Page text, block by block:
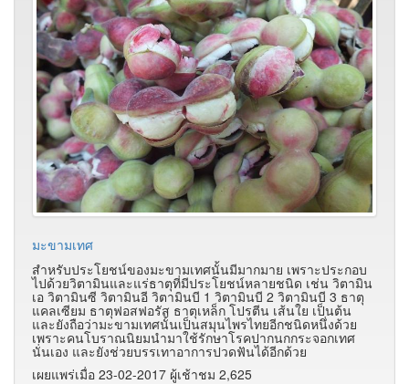
มะขามเทศ
สำหรับประโยชน์ของมะขามเทศนั้นมีมากมาย เพราะประกอบ
ไปด้วยวิตามินและแร่ธาตุที่มีประโยชน์หลายชนิด เช่น วิตามิน
เอ วิตามินซี วิตามินอี วิตามินบี 1 วิตามินบี 2 วิตามินบี 3 ธาตุ
แคลเซียม ธาตุฟอสฟอรัส ธาตุเหล็ก โปรตีน เส้นใย เป็นต้น
และยังถือว่ามะขามเทศนั้นเป็นสมุนไพรไทยอีกชนิดหนึ่งด้วย
เพราะคนโบราณนิยมนำมาใช้รักษาโรคปากนกกระจอกเทศ
นั่นเอง และยังช่วยบรรเทาอาการปวดฟันได้อีกด้วย
เผยแพร่เมื่อ 23-02-2017 ผู้เช้าชม 2,625